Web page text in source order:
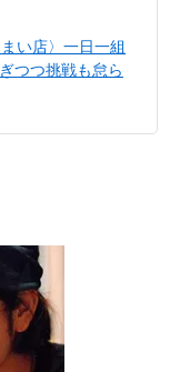
い店〉一日一組
つつ挑戦も怠ら